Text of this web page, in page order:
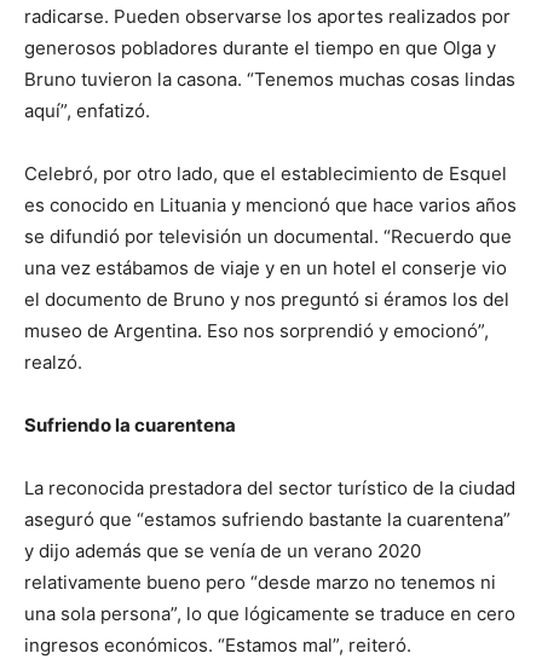
radicarse. Pueden observarse los aportes realizados por
generosos pobladores durante el tiempo en que Olga y
Bruno tuvieron la casona. “Tenemos muchas cosas lindas
aquí”, enfatizó.
Celebró, por otro lado, que el establecimiento de Esquel
es conocido en Lituania y mencionó que hace varios años
se difundió por televisión un documental. “Recuerdo que
una vez estábamos de viaje y en un hotel el conserje vio
el documento de Bruno y nos preguntó si éramos los del
museo de Argentina. Eso nos sorprendió y emocionó”,
realzó.
Sufriendo la cuarentena
La reconocida prestadora del sector turístico de la ciudad
aseguró que “estamos sufriendo bastante la cuarentena”
y dijo además que se venía de un verano 2020
relativamente bueno pero “desde marzo no tenemos ni
una sola persona”, lo que lógicamente se traduce en cero
ingresos económicos. “Estamos mal”, reiteró.